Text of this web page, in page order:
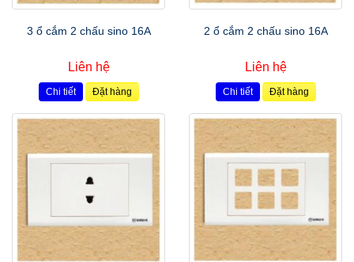
3 ổ cắm 2 chấu sino 16A
Liên hệ
Chi tiết Đặt hàng
2 ổ cắm 2 chấu sino 16A
Liên hệ
Chi tiết Đặt hàng